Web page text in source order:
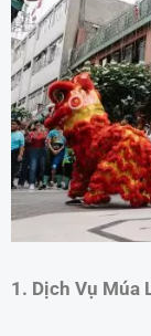
1. Dịch Vụ Múa